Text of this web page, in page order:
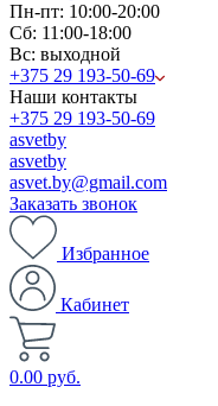
Пн-пт: 10:00-20:00
Сб: 11:00-18:00
Вс: выходной
+375 29 193-50-69
Наши контакты
+375 29 193-50-69
asvetby
asvetby
asvet.by@gmail.com
Заказать звонок
Избранное
Кабинет
0.00 руб.